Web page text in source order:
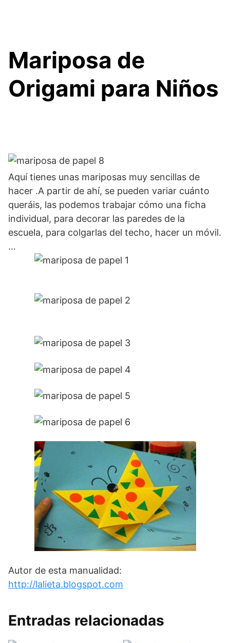
Mariposa de
Origami para Niños
Aquí tienes unas mariposas muy sencillas de
hacer .A partir de ahí, se pueden variar cuánto
queráis, las podemos trabajar cómo una ficha
individual, para decorar las paredes de la
escuela, para colgarlas del techo, hacer un móvil.
…
Autor de esta manualidad:
http://lalieta.blogspot.com
Entradas relacionadas